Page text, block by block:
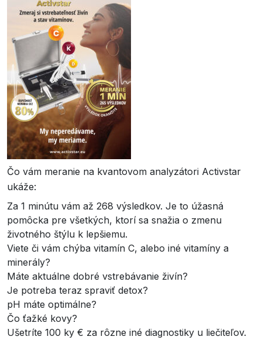
Čo vám meranie na kvantovom analyzátori Activstar
ukáže:
Za 1 minútu vám až 268 výsledkov. Je to úžasná
pomôcka pre všetkých, ktorí sa snažia o zmenu
životného štýlu k lepšiemu.
Viete či vám chýba vitamín C, alebo iné vitamíny a
minerály?
Máte aktuálne dobré vstrebávanie živín?
Je potreba teraz spraviť detox?
pH máte optimálne?
Čo ťažké kovy?
Ušetríte 100 ky € za rôzne iné diagnostiky u liečiteľov.